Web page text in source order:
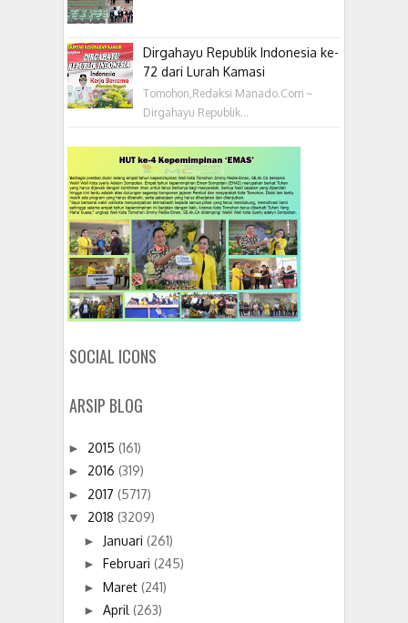
Dirgahayu Republik Indonesia ke-
72 dari Lurah Kamasi
Tomohon,Redaksi Manado.Com ~
Dirgahayu Republik...
SOCIAL ICONS
ARSIP BLOG
► 2015 (161)
► 2016 (319)
► 2017 (5717)
▼ 2018 (3209)
► Januari (261)
► Februari (245)
► Maret (241)
► April (263)